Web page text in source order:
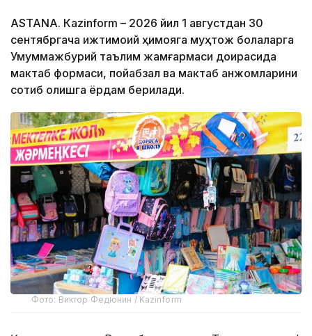
ASTANА. Кazinform – 2026 йил 1 августдан 30
сентябргача ижтимоий ҳимояга муҳтож болаларга
Умуммажбурий таълим жамғармаси доирасида
мактаб формаси, пойабзал ва мактаб анжомларини
сотиб олишга ёрдам берилади.
Фото: Виктор Федюнин / Kazinform